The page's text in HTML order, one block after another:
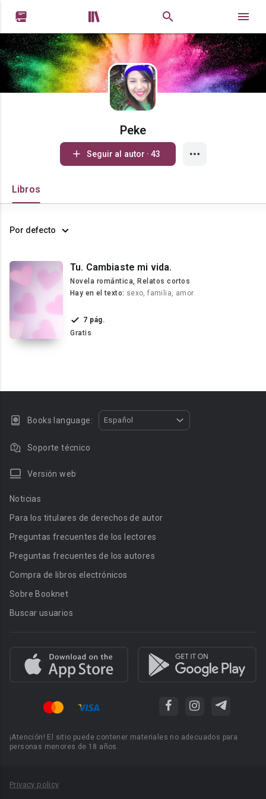
 
Peke
Seguir al autor · 43
Libros
Por defecto
Tu. Cambiaste mi vida.
Novela romántica, Relatos cortos
Hay en el texto: sexo, familia, amor
7 pág.
Gratis
Books language: Español
Soporte técnico
Versión web
Noticias
Para los titulares de derechos de autor
Preguntas frecuentes de los lectores
Preguntas frecuentes de los autores
Compra de libros electrónicos
Sobre Booknet
Buscar usuarios
¡Atención! El sitio puede contener materiales no adecuados para
personas menores de 18 años.
Privacy policy